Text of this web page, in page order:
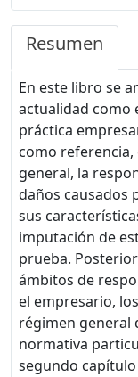
Resumen
En este libro se
actualidad como
práctica
como
general, la
daños causados
sus
imputación de
prueba.
ámbitos de
el empresario,
régimen general
normativa
segundo